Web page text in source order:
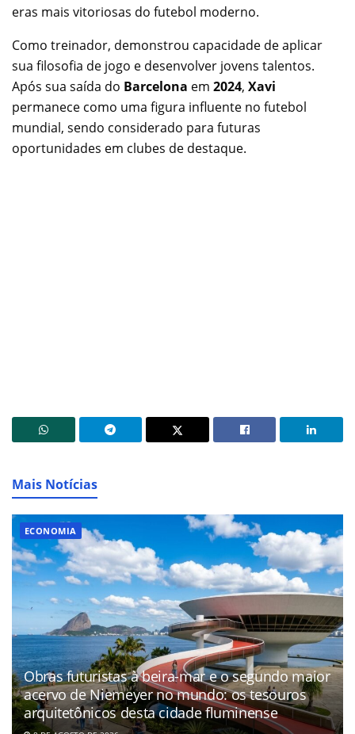
eras mais vitoriosas do futebol moderno.
Como treinador, demonstrou capacidade de aplicar
sua filosofia de jogo e desenvolver jovens talentos.
Após sua saída do Barcelona em 2024, Xavi
permanece como uma figura influente no futebol
mundial, sendo considerado para futuras
oportunidades em clubes de destaque.
Mais Notícias
ECONOMIA
Obras futuristas à beira-mar e o segundo maior
acervo de Niemeyer no mundo: os tesouros
arquitetônicos desta cidade fluminense